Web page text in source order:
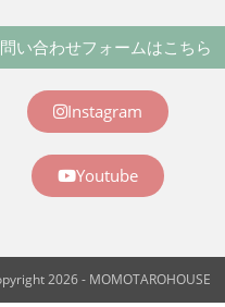
い合わせフォームはこちら
Instagram
Youtube
2026 - MOMOTAROHOUSE